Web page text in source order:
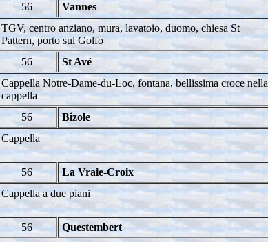
56 Vannes
TGV, centro anziano, mura, lavatoio, duomo, chiesa St
Pattern, porto sul Golfo
56 St Avé
Cappella Notre-Dame-du-Loc, fontana, bellissima croce nella
cappella
56 Bizole
Cappella
56 La Vraie-Croix
Cappella a due piani
56 Questembert